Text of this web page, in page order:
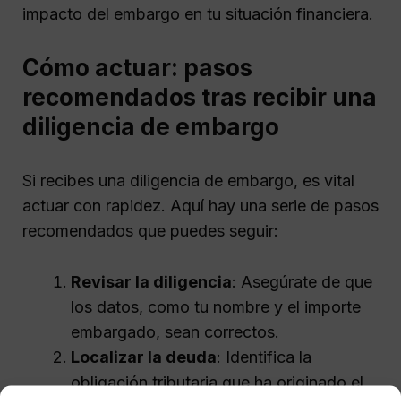
impacto del embargo en tu situación financiera.
Cómo actuar: pasos
recomendados tras recibir una
diligencia de embargo
Si recibes una diligencia de embargo, es vital
actuar con rapidez. Aquí hay una serie de pasos
recomendados que puedes seguir:
Revisar la diligencia: Asegúrate de que
los datos, como tu nombre y el importe
embargado, sean correctos.
Localizar la deuda: Identifica la
obligación tributaria que ha originado el